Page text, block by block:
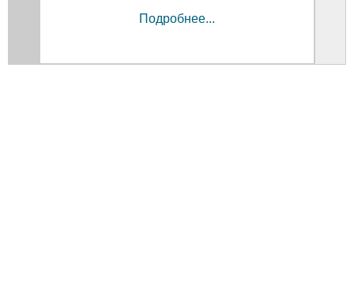
Подробнее...